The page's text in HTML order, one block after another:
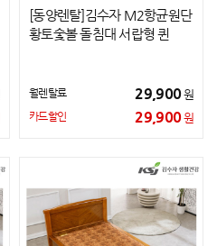
[동양렌탈]김수자 M2항균원단
황토숯볼 돌침대 서랍형 퀸
월렌탈료 29,900원
카드할인 29,900원